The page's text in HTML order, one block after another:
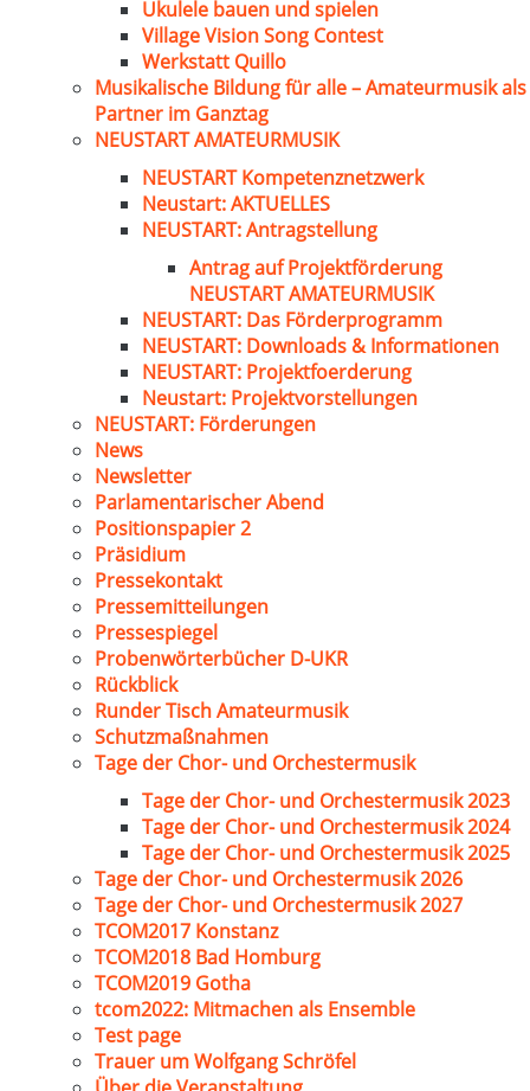
Ukulele bauen und spielen
Village Vision Song Contest
Werkstatt Quillo
Musikalische Bildung für alle – Amateurmusik als
Partner im Ganztag
NEUSTART AMATEURMUSIK
NEUSTART Kompetenznetzwerk
Neustart: AKTUELLES
NEUSTART: Antragstellung
Antrag auf Projektförderung
NEUSTART AMATEURMUSIK
NEUSTART: Das Förderprogramm
NEUSTART: Downloads & Informationen
NEUSTART: Projektfoerderung
Neustart: Projektvorstellungen
NEUSTART: Förderungen
News
Newsletter
Parlamentarischer Abend
Positionspapier 2
Präsidium
Pressekontakt
Pressemitteilungen
Pressespiegel
Probenwörterbücher D-UKR
Rückblick
Runder Tisch Amateurmusik
Schutzmaßnahmen
Tage der Chor- und Orchestermusik
Tage der Chor- und Orchestermusik 2023
Tage der Chor- und Orchestermusik 2024
Tage der Chor- und Orchestermusik 2025
Tage der Chor- und Orchestermusik 2026
Tage der Chor- und Orchestermusik 2027
TCOM2017 Konstanz
TCOM2018 Bad Homburg
TCOM2019 Gotha
tcom2022: Mitmachen als Ensemble
Test page
Trauer um Wolfgang Schröfel